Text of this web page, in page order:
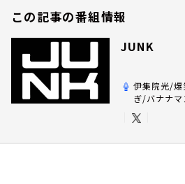
この記事の番組情報
JUNK
伊集院光/
ぎ/バナナマ